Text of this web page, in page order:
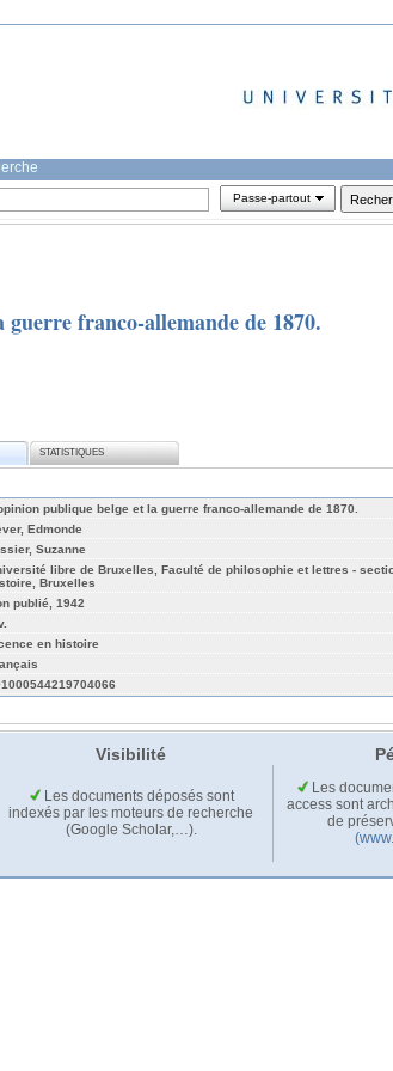
Passe-partout
franco-allemande de 1870.
STATISTIQUES
publique belge et la guerre franco-allemande de 1870.
Edmonde
Suzanne
libre de Bruxelles, Faculté de philosophie et lettres -
Bruxelles
publié, 1942
en histoire
Visibilité
Les documents déposés sont
indexés par les moteurs de recherche
(Google Scholar,…).
Les
access sont
de